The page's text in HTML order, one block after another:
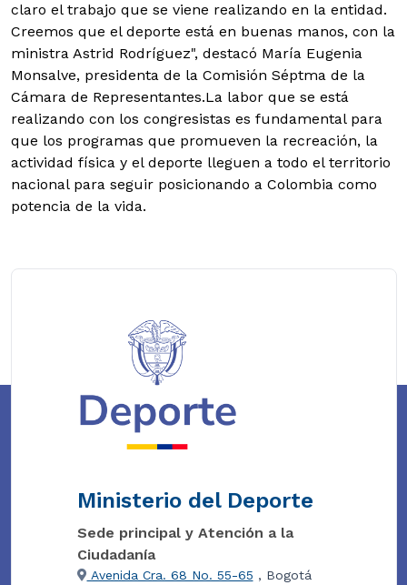
claro el trabajo que se viene realizando en la entidad.
Creemos que el deporte está en buenas manos, con la
ministra Astrid Rodríguez", destacó María Eugenia
Monsalve, presidenta de la Comisión Séptma de la
Cámara de Representantes.La labor que se está
realizando con los congresistas es fundamental para
que los programas que promueven la recreación, la
actividad física y el deporte lleguen a todo el territorio
nacional para seguir posicionando a Colombia como
potencia de la vida.
Ministerio del Deporte
Sede principal y Atención a la
Ciudadanía
Avenida Cra. 68 No. 55-65 , Bogotá